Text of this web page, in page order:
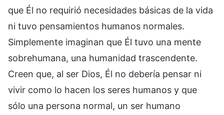
que Él no requirió necesidades básicas de la vida
ni tuvo pensamientos humanos normales.
Simplemente imaginan que Él tuvo una mente
sobrehumana, una humanidad trascendente.
Creen que, al ser Dios, Él no debería pensar ni
vivir como lo hacen los seres humanos y que
sólo una persona normal, un ser humano